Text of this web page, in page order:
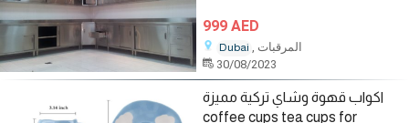
999 AED
Dubai
, المرقبات
30/08/2023
اكواب قهوة وشاي تركية مميزة
coffee cups tea cups for